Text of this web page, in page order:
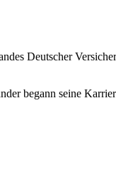
Deutscher
begann seine